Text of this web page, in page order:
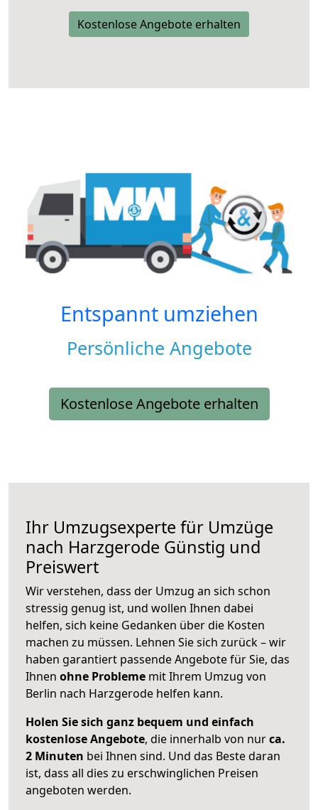
Kostenlose Angebote erhalten
Entspannt umziehen
Persönliche Angebote
Kostenlose Angebote erhalten
Ihr Umzugsexperte für Umzüge
nach Harzgerode Günstig und
Preiswert
Wir verstehen, dass der Umzug an sich schon
stressig genug ist, und wollen Ihnen dabei
helfen, sich keine Gedanken über die Kosten
machen zu müssen. Lehnen Sie sich zurück – wir
haben garantiert passende Angebote für Sie, das
Ihnen ohne Probleme mit Ihrem Umzug von
Berlin nach Harzgerode helfen kann.
Holen Sie sich ganz bequem und einfach
kostenlose Angebote, die innerhalb von nurca.
2 Minuten bei Ihnen sind. Und das Beste daran
ist, dass all dies zu erschwinglichen Preisen
angeboten werden.